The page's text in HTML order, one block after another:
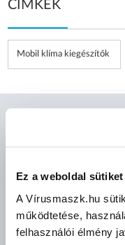
Ez a weboldal
A Vírusmaszk.hu
működtetése,
felhasználói élmény
CÍMKÉK
Mobil klíma kiegészítők